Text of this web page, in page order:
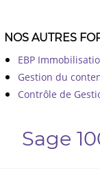
NOS AUTRES
EBP
Gestion du
Contrôle de
Sage